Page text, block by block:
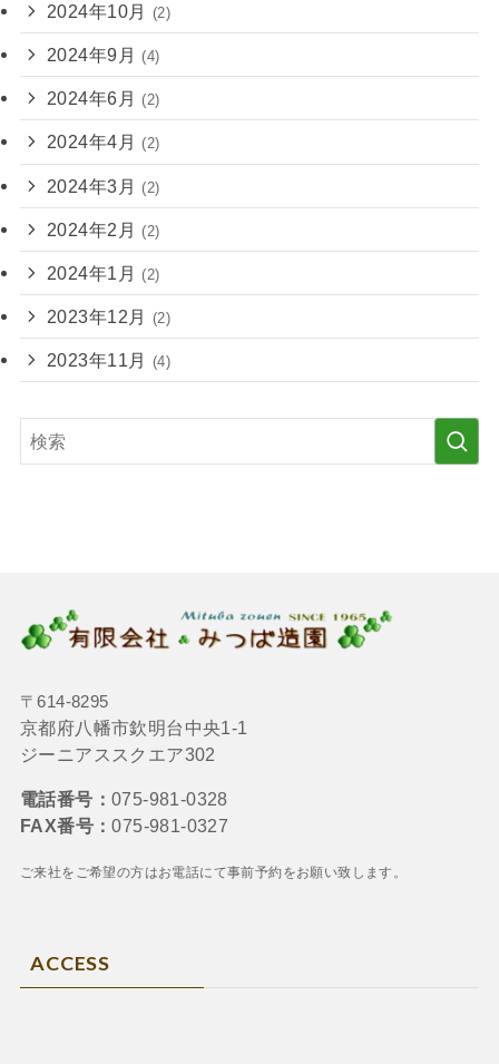
2024年10月 (2)
2024年9月 (4)
2024年6月 (2)
2024年4月 (2)
2024年3月 (2)
2024年2月 (2)
2024年1月 (2)
2023年12月 (2)
2023年11月 (4)
〒614-8295
京都府八幡市欽明台中央1-1
ジーニアススクエア302
電話番号： 075-981-0328
FAX番号：075-981-0327
ご来社をご希望の方はお電話にて事前予約をお願い致します。
ACCESS